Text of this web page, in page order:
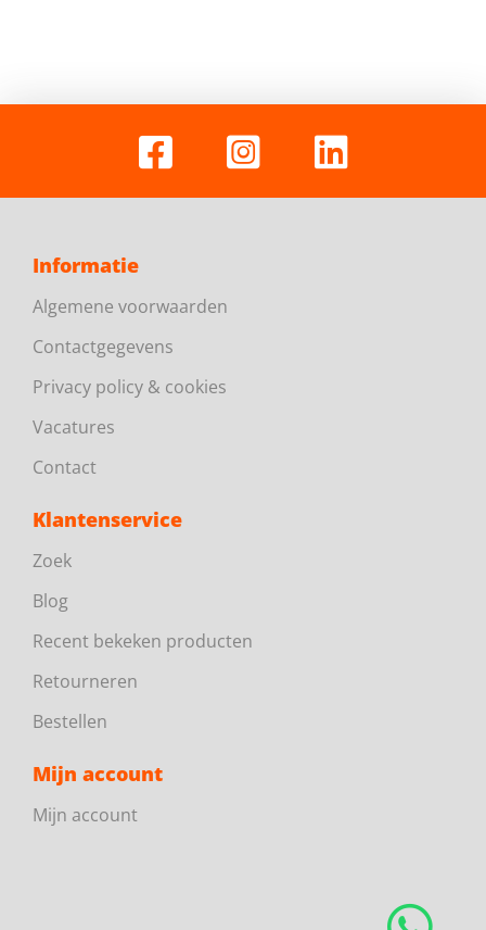
Informatie
Algemene voorwaarden
Contactgegevens
Privacy policy & cookies
Vacatures
Contact
Klantenservice
Zoek
Blog
Recent bekeken producten
Retourneren
Bestellen
Mijn account
Mijn account